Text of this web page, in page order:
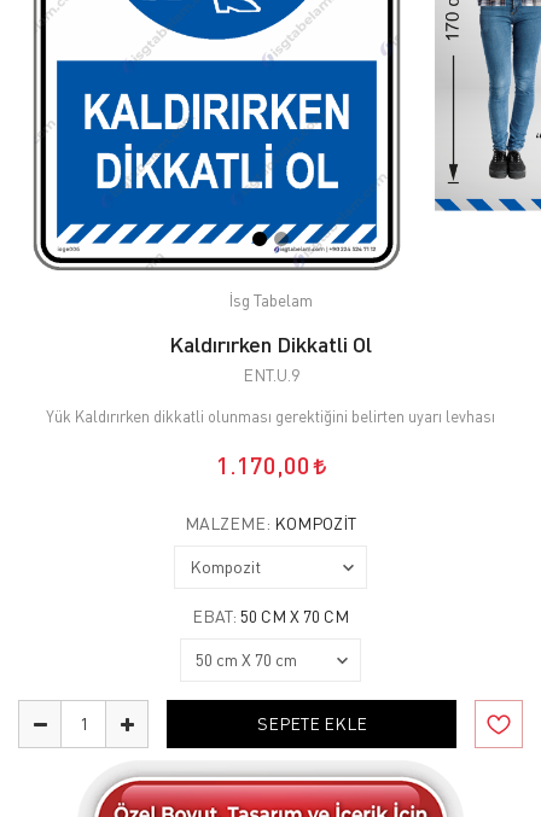
İsg Tabelam
Kaldırırken Dikkatli Ol
ENT.U.9
Yük Kaldırırken dikkatli olunması gerektiğini belirten uyarı levhası
1.170,00
MALZEME: KOMPOZIT
EBAT: 50 CM X 70 CM
SEPETE EKLE